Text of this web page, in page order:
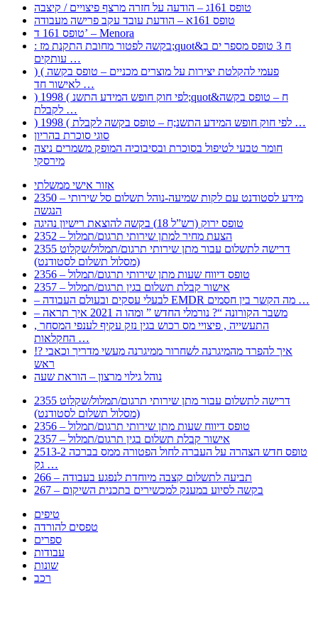
טופס 161ג – הודעה על חזרה מרצף פיצויים / קיצבה
טופס 161א – הודעת עובד עקב פרישה מעבודה
טופס 161 ד’ – Menora
: בקשה לפטור מחובת התקנת מז;quot&ח 3 טופס מספר ים ב
עותקים …
) ( פעמי להקלטת יצירות על מוצרים מכניים – טופס בקשה
לאישור חד …
) 1998 ( לפי חוק חופש המידע התשנ;quot&ח – טופס בקשה
לקבלת …
) 1998 ( לפי חוק חופש המידע התשנ;ח – טופס בקשה לקבלת …
סוגי סוכרת בהריון
חומר טבעי לטיפול בסוכרת ובסיבוכיה המופק משמרים ניצה
מירסקי
אזור אישי ממשלתי
2350 – מידע לסטודנט עם לקות שמיעה-נוהל תשלום סל שירותי
הנגשה
טופס ירוק (רש”ל 18) בקשה להוצאת רישיון נהיגה
2352 – הצעת מחיר למתן שירותי תרגום/תמלול
2355 דרישה לתשלום עבור מתן שירותי תרגום/תמלול/שקלוט
(מסלול תשלום לסטודנט)
2356 – טופס דיווח שעות מתן שירותי תרגום/תמלול
2357 – אישור קבלת תשלום בגין תרגום/תמלול
– לבעלי עסקים ובעולם העבודה EMDR מה הקשר בין חסמים …
– משבר הקורונה “? נורמלי החדש ” ומהו ה 2021 איך תראה
, התעשייה , פיצויי מס רכוש בגין נזק עקיף לענפי המסחר
החקלאות …
!? איך להפרד מהמיגרנה לשחרור ממיגרנה מעשי מדריך וכאבי
ראש
נוהל גילוי מרצון – הוראת שעה
2355 דרישה לתשלום עבור מתן שירותי תרגום/תמלול/שקלוט
(מסלול תשלום לסטודנט)
2356 – טופס דיווח שעות מתן שירותי תרגום/תמלול
2357 – אישור קבלת תשלום בגין תרגום/תמלול
2513-2 טופס חדש הצהרה על העברה לחול הפטורה ממס בברכה
גק …
266 – תביעה לתשלום קצבה מיוחדת לנפגע בעבודה
267 – בקשה לסיוע במענק למכשירים בתכנית השיקום
טיפים
טפסים להורדה
ספרים
עבודות
שונות
רכב